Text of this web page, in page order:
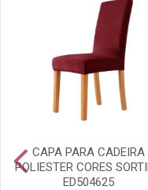
CAPA PARA CADEIRA
POLIESTER CORES
ED504625